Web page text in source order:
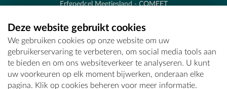
Erfgoedcel Meetjesland - COMEET
T - 09 373 75 96
E -erfgoedcel@comeet.be
Deze website gebruikt cookies
We gebruiken cookies op onze website om uw
gebruikerservaring te verbeteren, om social media tools aan
te bieden en om ons websiteverkeer te analyseren. U kunt
uw voorkeuren op elk moment bijwerken, onderaan elke
pagina. Klik op cookies beheren voor meer informatie.